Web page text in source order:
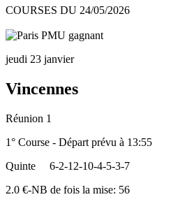
COURSES DU 24/05/2026
jeudi 23 janvier
Vincennes
Réunion 1
1° Course - Départ prévu à 13:55
Quinte
6-2-12-10-4-5-3-7
2.0 €-NB de fois la mise: 56